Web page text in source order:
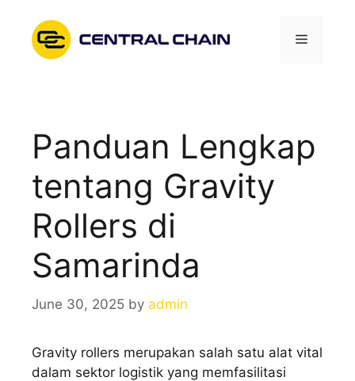
content
Menu
Panduan Lengkap
tentang Gravity
Rollers di
Samarinda
June 30, 2025 by admin
Gravity rollers merupakan salah satu alat vital
dalam sektor logistik yang memfasilitasi